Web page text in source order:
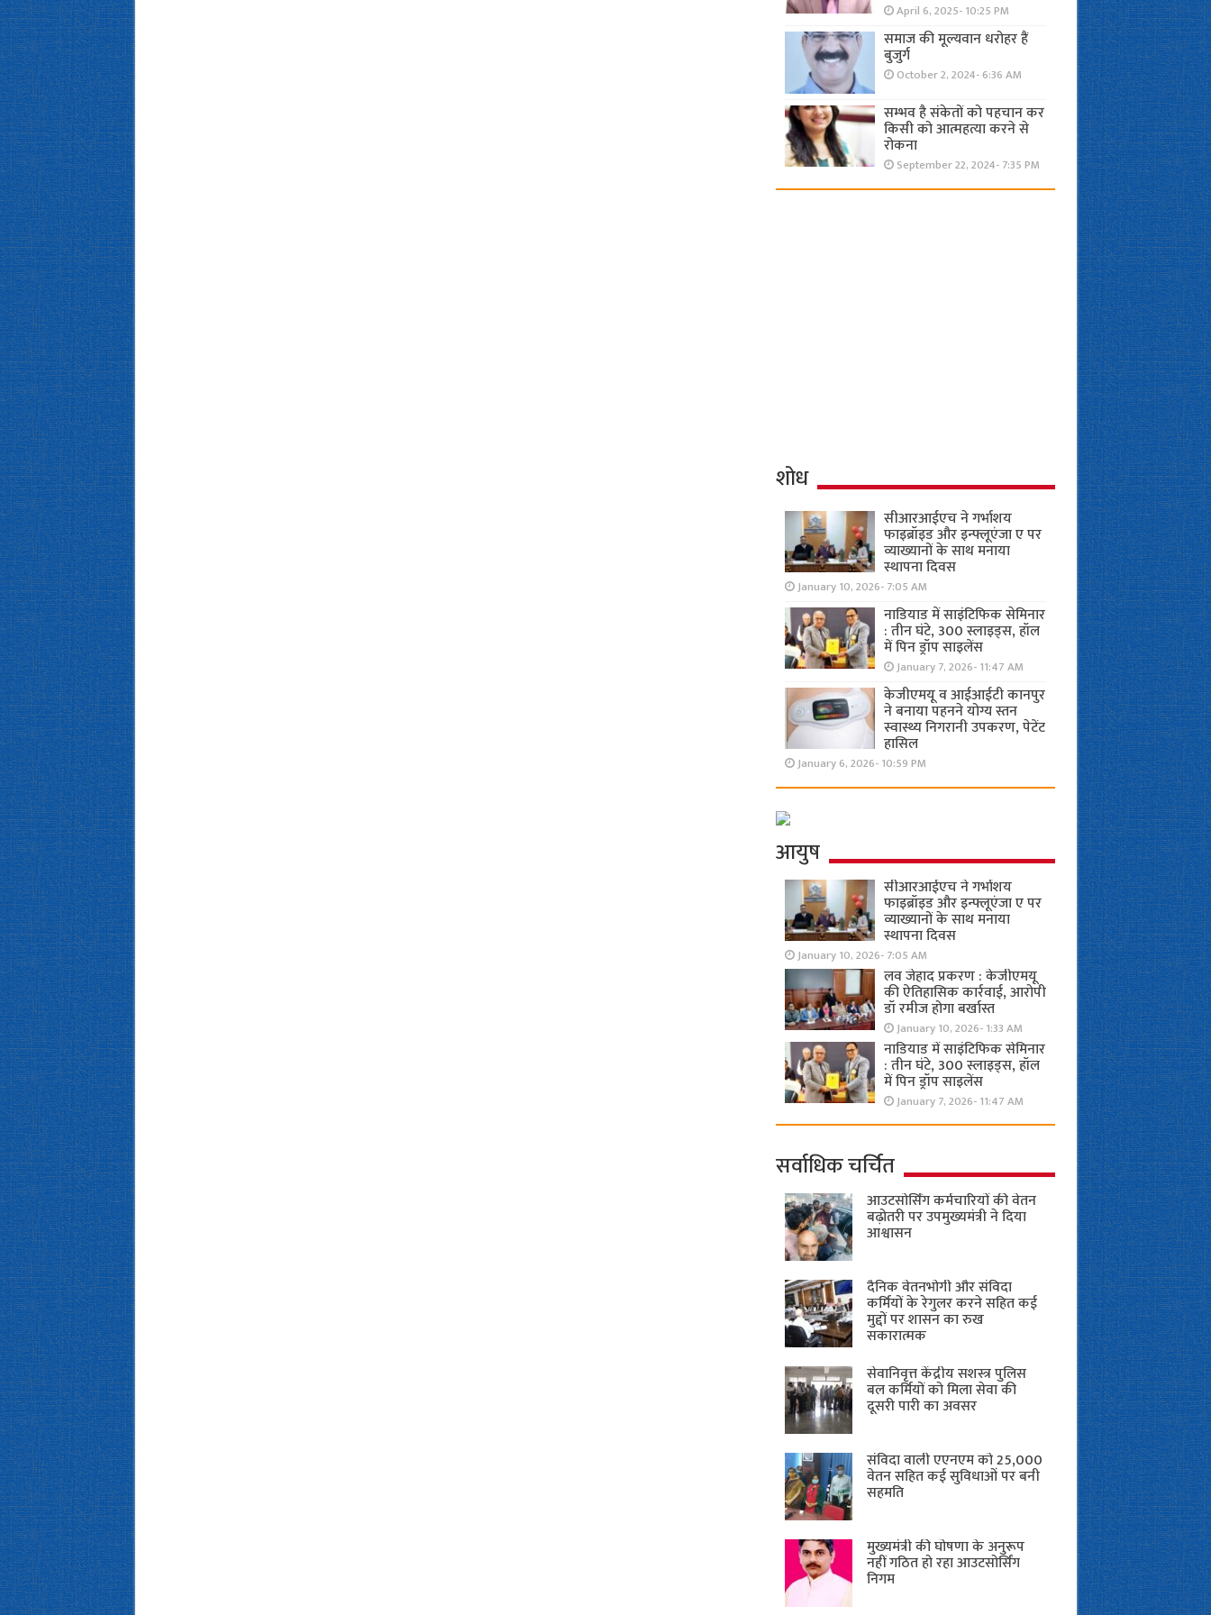
April 6, 2025- 10:25 PM
समाज की मूल्यवान धरोहर हैं
बुजुर्ग
October 2, 2024- 6:36 AM
सम्भव है संकेतों को पहचान कर
किसी को आत्महत्या करने से
रोकना
September 22, 2024- 7:35 PM
शोध
सीआरआईएच ने गर्भाशय
फाइब्रॉइड और इन्फ्लूएंजा ए पर
व्याख्यानों के साथ मनाया
स्थापना दिवस
January 10, 2026- 7:05 AM
नाडियाड में साइंटिफिक सेमिनार
: तीन घंटे, 300 स्लाइड्स, हॉल
में पिन ड्रॉप साइलेंस
January 7, 2026- 11:47 AM
केजीएमयू व आईआईटी कानपुर
ने बनाया पहनने योग्य स्तन
स्वास्थ्य निगरानी उपकरण, पेटेंट
हासिल
January 6, 2026- 10:59 PM
आयुष
सीआरआईएच ने गर्भाशय
फाइब्रॉइड और इन्फ्लूएंजा ए पर
व्याख्यानों के साथ मनाया
स्थापना दिवस
January 10, 2026- 7:05 AM
लव जेहाद प्रकरण : केजीएमयू
की ऐतिहासिक कार्रवाई, आरोपी
डॉ रमीज होगा बर्खास्त
January 10, 2026- 1:33 AM
नाडियाड में साइंटिफिक सेमिनार
: तीन घंटे, 300 स्लाइड्स, हॉल
में पिन ड्रॉप साइलेंस
January 7, 2026- 11:47 AM
सर्वाधिक चर्चित
आउटसोर्सिंग कर्मचारियों की वेतन
बढ़ोतरी पर उपमुख्यमंत्री ने दिया
आश्वासन
दैनिक वेतनभोगी और संविदा
कर्मियों के रेगुलर करने सहित कई
मुद्दों पर शासन का रुख
सकारात्मक
सेवानिवृत्त केंद्रीय सशस्त्र पुलिस
बल ​कर्मियों को मिला सेवा की
दूसरी पारी का अवसर
संविदा वाली एएनएम को 25,000
वेतन सहित कई सुविधाओं पर बनी
सहमति
मुख्यमंत्री की घोषणा के अनुरूप
नहीं गठित हो रहा आउटसोर्सिंग
निगम